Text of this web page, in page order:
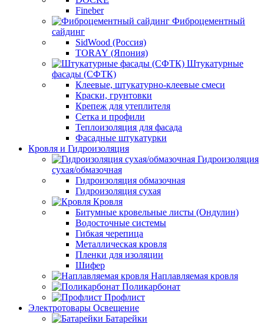
Fineber
Фиброцементный
сайдинг
SidWood (Россия)
TORAY (Япония)
Штукатурные
фасады (СФТК)
Клеевые, штукатурно-клеевые смеси
Краски, грунтовки
Крепеж для утеплителя
Сетка и профили
Теплоизоляция для фасада
Фасадные штукатурки
Кровля и Гидроизоляция
Гидроизоляция
сухая/обмазочная
Гидроизоляция обмазочная
Гидроизоляция сухая
Кровля
Битумные кровельные листы (Ондулин)
Водосточные системы
Гибкая черепица
Металлическая кровля
Пленки для изоляции
Шифер
Наплавляемая кровля
Поликарбонат
Профлист
Электротовары Освещение
Батарейки